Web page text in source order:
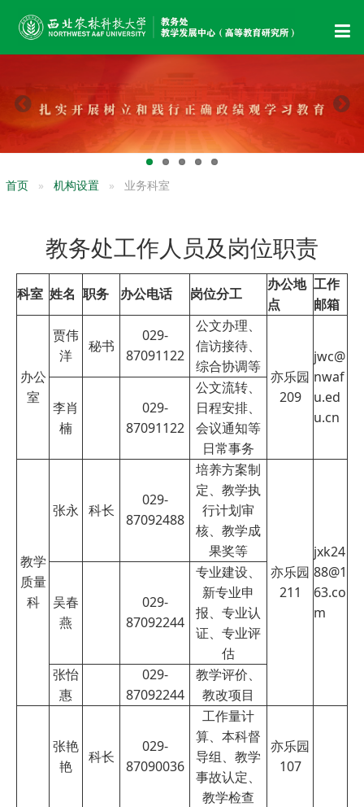
首页 机构设置 业务科室
教务处工作人员及岗位职责
科室 姓名 职务 办公电话 岗位分工
办公地
点
工作
邮箱
办公
室
贾伟
洋
秘书
029-
87091122
公文办理、
信访接待、
综合协调等
亦乐园
209
jwc@
nwaf
u.ed
u.cn
李肖
楠
029-
87091122
公文流转、
日程安排、
会议通知等
日常事务
教学
质量
科
张永 科长
029-
87092488
培养方案制
定、教学执
行计划审
核、教学成
果奖等
亦乐园
211
jxk24
88@1
63.co
m
吴春
燕
029-
87092244
专业建设、
新专业申
报、专业认
证、专业评
估
张怡
惠
029-
87092244
教学评价、
教改项目
张艳
艳
科长
029-
87090036
工作量计
算、本科督
导组、教学
事故认定、
教学检查
亦乐园
107